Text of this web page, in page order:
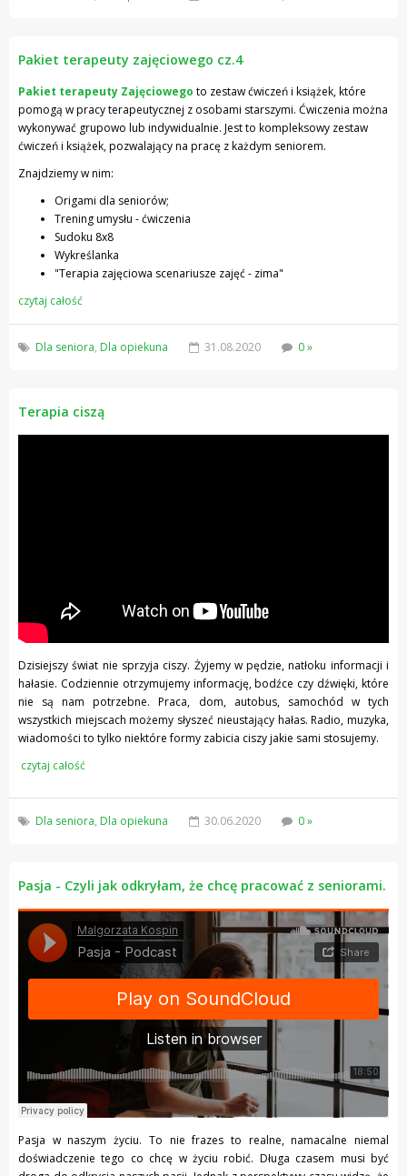
Pakiet terapeuty zajęciowego cz.4
Pakiet terapeuty Zajęciowego to zestaw ćwiczeń i książek, które
pomogą w pracy terapeutycznej z osobami starszymi. Ćwiczenia można
wykonywać grupowo lub indywidualnie. Jest to kompleksowy zestaw
ćwiczeń i książek, pozwalający na pracę z każdym seniorem.
Znajdziemy w nim:
Origami dla seniorów;
Trening umysłu - ćwiczenia
Sudoku 8x8
Wykreślanka
"Terapia zajęciowa scenariusze zajęć - zima"
czytaj całość
Dla seniora, Dla opiekuna 31.08.2020 0 »
Terapia ciszą
Dzisiejszy świat nie sprzyja ciszy. Żyjemy w pędzie, natłoku informacji i
hałasie. Codziennie otrzymujemy informację, bodźce czy dźwięki, które
nie są nam potrzebne. Praca, dom, autobus, samochód w tych
wszystkich miejscach możemy słyszeć nieustający hałas. Radio, muzyka,
wiadomości to tylko niektóre formy zabicia ciszy jakie sami stosujemy.
czytaj całość
Dla seniora, Dla opiekuna 30.06.2020 0 »
Pasja - Czyli jak odkryłam, że chcę pracować z seniorami.
Pasja - Podcast
Pasja w naszym życiu. To nie frazes to realne, namacalne niemal
doświadczenie tego co chcę w życiu robić. Długa czasem musi być